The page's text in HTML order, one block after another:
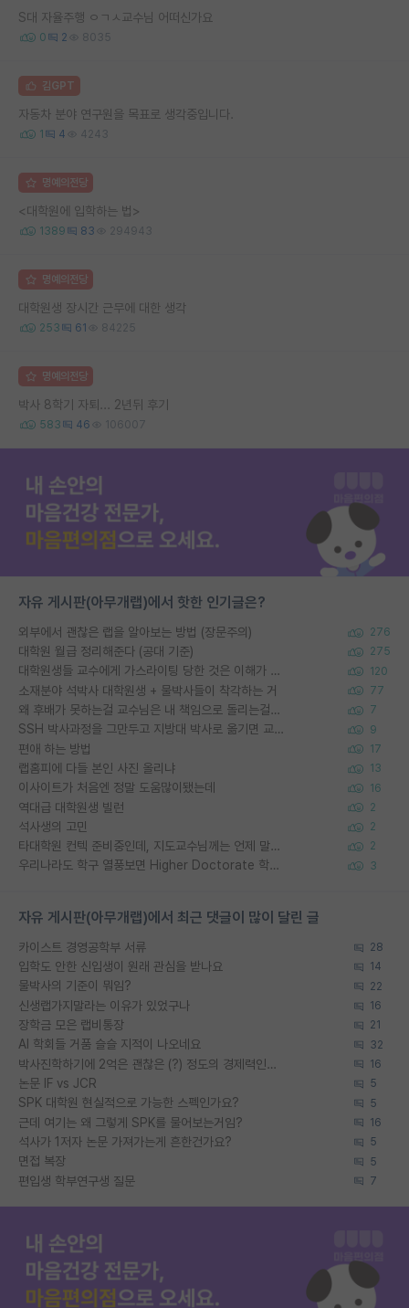
S대 자율주행 ㅇㄱㅅ교수님 어떠신가요
0 2 8035
김GPT
자동차 분야 연구원을 목표로 생각중입니다.
1 4 4243
명예의전당
<대학원에 입학하는 법>
1389 83 294943
명예의전당
대학원생 장시간 근무에 대한 생각
253 61 84225
명예의전당
박사 8학기 자퇴... 2년뒤 후기
583 46 106007
자유 게시판(아무개랩)에서 핫한 인기글은?
외부에서 괜찮은 랩을 알아보는 방법 (장문주의) 276
대학원 월급 정리해준다 (공대 기준) 275
대학원생들 교수에게 가스라이팅 당한 것은 이해가 갑니다. 안타깝네요. 120
소재분야 석박사 대학원생 + 물박사들이 착각하는 거 77
왜 후배가 못하는걸 교수님은 내 책임으로 돌리는걸까요? 7
SSH 박사과정을 그만두고 지방대 박사로 옮기면 교수의 꿈은 끝일까요? 9
편애 하는 방법 17
랩홈피에 다들 본인 사진 올리냐 13
이사이트가 처음엔 정말 도움많이됐는데 16
역대급 대학원생 빌런 2
석사생의 고민 2
타대학원 컨텍 준비중인데, 지도교수님께는 언제 말씀드려야 할까요? 2
우리나라도 학구 열풍보면 Higher Doctorate 학위가 필요하다고 봅니다. 3
자유 게시판(아무개랩)에서 최근 댓글이 많이 달린 글
카이스트 경영공학부 서류 28
입학도 안한 신입생이 원래 관심을 받나요 14
물박사의 기준이 뭐임? 22
신생랩가지말라는 이유가 있었구나 16
장학금 모은 랩비통장 21
AI 학회들 거품 슬슬 지적이 나오네요 32
박사진학하기에 2억은 괜찮은 (?) 정도의 경제력인가요 16
논문 IF vs JCR 5
SPK 대학원 현실적으로 가능한 스펙인가요? 5
근데 여기는 왜 그렇게 SPK를 물어보는거임? 16
석사가 1저자 논문 가져가는게 흔한건가요? 5
면접 복장 5
편입생 학부연구생 질문 7